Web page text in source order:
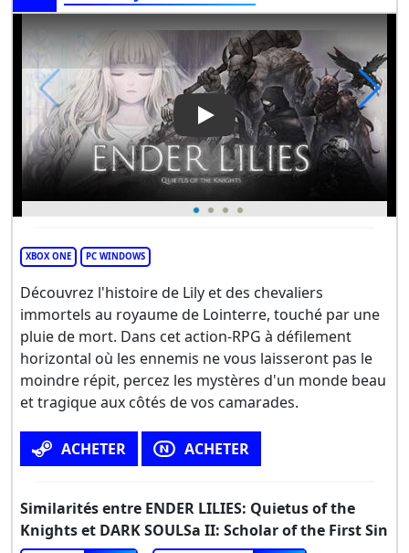
Play Video: ENDER LILIES:
XBOX ONE PC WINDOWS
Découvrez l'histoire de Lily et des chevaliers
immortels au royaume de Lointerre, touché par une
pluie de mort. Dans cet action-RPG à défilement
horizontal où les ennemis ne vous laisseront pas le
moindre répit, percez les mystères d'un monde beau
et tragique aux côtés de vos camarades.
ACHETER ACHETER
Similarités entre ENDER LILIES: Quietus of the
Knights et DARK SOULSa II: Scholar of the First Sin